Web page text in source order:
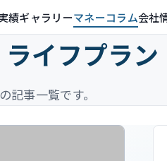
績ギャラリーマネーコラム会社
イフプラン
記事一覧です。